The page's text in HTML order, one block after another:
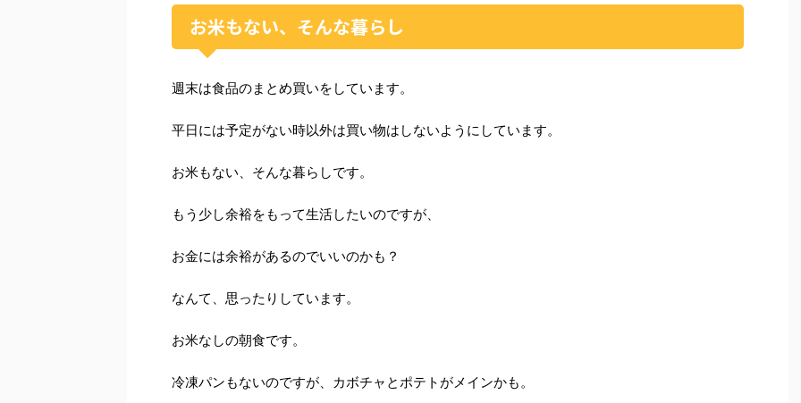
お米もない、そんな暮らし
週末は食品のまとめ買いをしています。
平日には予定がない時以外は買い物はしないようにしています。
お米もない、そんな暮らしです。
もう少し余裕をもって生活したいのですが、
お金には余裕があるのでいいのかも？
なんて、思ったりしています。
お米なしの朝食です。
冷凍パンもないのですが、カボチャとポテトがメインかも。